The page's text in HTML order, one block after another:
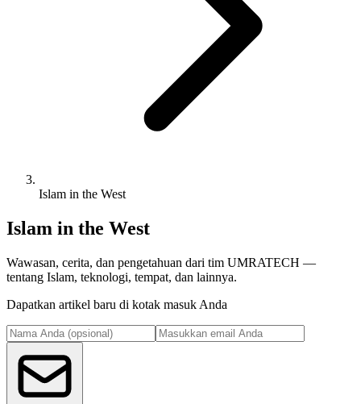
Islam in the West
Islam in the West
Wawasan, cerita, dan pengetahuan dari tim UMRATECH —
tentang Islam, teknologi, tempat, dan lainnya.
Dapatkan artikel baru di kotak masuk Anda